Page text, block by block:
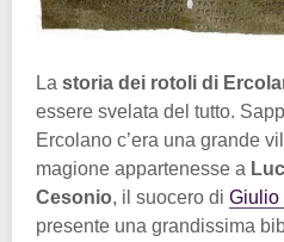
La storia dei rotoli di
essere svelata del tutto.
Ercolano c’era una grande
magione appartenesse a
Cesonio, il suocero di Giulio
presente una grandissima